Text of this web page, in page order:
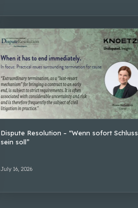
Dispute Resolution – “Wenn sofort Schluss
sein soll”
July 16, 2026